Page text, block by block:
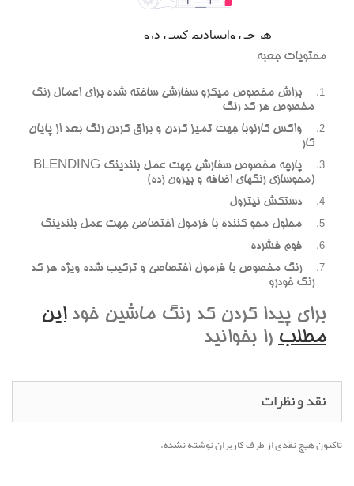
محتويات جعبه
براش مخصوص ميکرو سفارشي ساخته شده براي اعمال رنگ
مخصوص هر کد رنگ
واکس کارنوبا جهت تميز کردن و براق کردن رنگ بعد از پايان
کار
پارچه مخصوص سفارشي جهت عمل بلندينگ BLENDING
(محوسازي رنگهاي اضافه و بيرون زده)
دستکش نيترول
محلول محو کننده با فرمول اختصاصي جهت عمل بلندينگ
فوم فشرده
رنگ مخصوص با فرمول اختصاصي و ترکيب شده ويژه هر کد
رنگ خودرو
براي پيدا کردن کد رنگ ماشين خوداين
مطلب را بخوانيد
نقد و نظرات
تاکنون هیچ نقدی از طرف کاربران نوشته نشده.